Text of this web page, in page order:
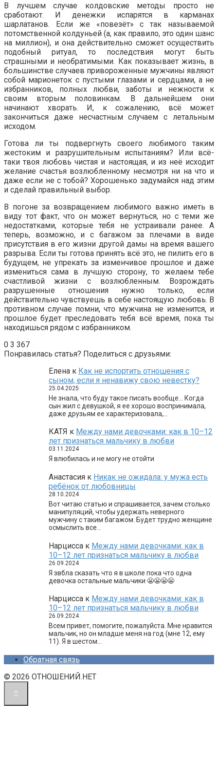
В лучшем случае колдовские методы просто не
сработают. И денежки испарятся в карманах
шарлатанов. Если же «повезёт» с так называемой
потомственной колдуньей (а, как правило, это один шанс
на миллион), и она действительно сможет осуществить
подобный ритуал, то последствия могут быть
страшными и необратимыми. Как показывает жизнь, в
большинстве случаев привороженные мужчины являют
собой марионеток с пустыми глазами и сердцами, а не
избранников, полных любви, заботы и нежности к
своим вторым половинкам. В дальнейшем они
начинают хворать. И, к сожалению, всё может
закончиться даже несчастным случаем с летальным
исходом.
Готова ли ты подвергнуть своего любимого таким
жестоким и разрушительным испытаниям? Или всё-
таки твоя любовь чистая и настоящая, и из неё исходит
желание счастья возлюбленному несмотря ни на что и
даже если не с тобой? Хорошенько задумайся над этим
и сделай правильный выбор.
В погоне за возвращением любимого важно иметь в
виду тот факт, что он может вернуться, но с теми же
недостатками, которые тебя не устраивали ранее. А
теперь, возможно, и с багажом за плечами в виде
присутствия в его жизни другой дамы на время вашего
разрыва. Если ты готова принять всё это, не пилить его в
будущем, не упрекать за изменчивое прошлое и даже
измениться сама в лучшую сторону, то желаем тебе
счастливой жизни с возлюбленным. Возрождать
разрушенные отношения нужно только, если
действительно чувствуешь в себе настоящую любовь. В
противном случае помни, что мужчина не изменится, и
прошлое будет преследовать тебя всё время, пока ты
находишься рядом с избранником.
0 3 367
Понравилась статья? Поделиться с друзьями:
Елена к Как не испортить отношения с
сыном, если я ненавижу свою невестку?
25.04.2025
Не знала, что буду такое писать вообще… Когда
сын жил с девушкой, я ее хорошо воспринимала,
даже друзьям ее характеризовала,…
КАТЯ к Между нами девочками: как в 10–12
лет признаться мальчику в любви
03.11.2024
Я влюбилась и не могу не отойти
Анастасия к Никак не ожидала: у мужа есть
ребёнок от любовницы
28.10.2024
Вот читаю статью и спрашивается, зачем столько
манипуляций, чтобы удержать неверного
мужчину с таким багажом. Будет трудно женщине
осмыслить все…
Нарцисса к Между нами девочками: как в
10–12 лет признаться мальчику в любви
26.09.2024
Я звбла сказать что я в школе пока что одна
девочка остальные мальчики 😬😬😬😬
Нарцисса к Между нами девочками: как в
10–12 лет признаться мальчику в любви
26.09.2024
Всем привет, помогите, пожалуйста. Мне нравится
мальчик, но он младше меня на год (мне 12, ему
11). Я в шестом…
Обратная связь
© 2026 ОТНОШЕНИЙ.НЕТ